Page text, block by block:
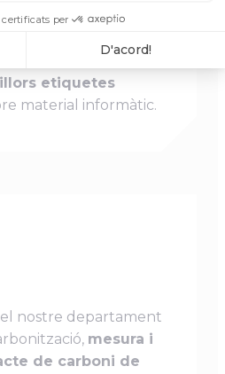
etiquetes
material informàtic.
nostre departament
mesura i
de carboni de